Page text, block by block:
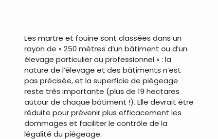
Les martre et fouine sont classées dans un
rayon de « 250 mètres d’un bâtiment ou d’un
élevage particulier ou professionnel » : la
nature de l’élevage et des bâtiments n’est
pas précisée, et la superficie de piégeage
reste très importante (plus de 19 hectares
autour de chaque bâtiment !). Elle devrait être
réduite pour prévenir plus efficacement les
dommages et faciliter le contrôle de la
légalité du piégeage.